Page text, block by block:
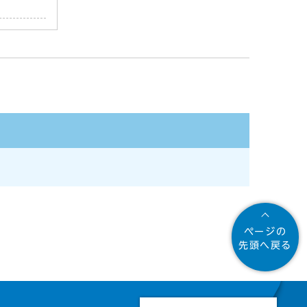
ページの
先頭へ戻る